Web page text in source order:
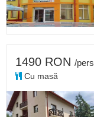
1490 RON /pers
Cu masă